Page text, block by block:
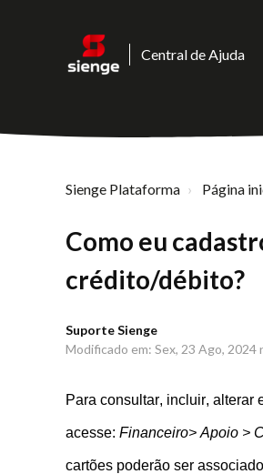
Central de Ajuda
Sienge Plataforma Página
Como eu
crédito/débito?
Suporte Sienge
Modificado em: Sex, 23 Ago, 2024
Para consultar, incluir, alterar
acesse: Financeiro> Apoio >
cartões poderão ser